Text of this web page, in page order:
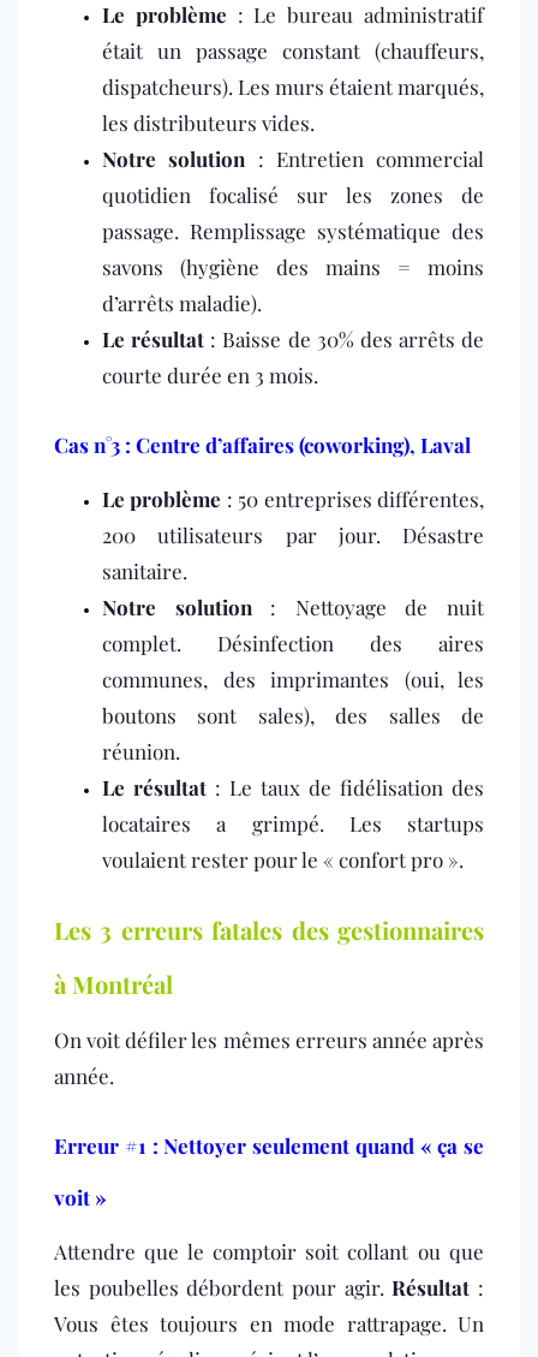
Le problème : Le bureau administratif
était un passage constant (chauffeurs,
dispatcheurs). Les murs étaient marqués,
les distributeurs vides.
Notre solution : Entretien commercial
quotidien focalisé sur les zones de
passage. Remplissage systématique des
savons (hygiène des mains = moins
d’arrêts maladie).
Le résultat : Baisse de 30% des arrêts de
courte durée en 3 mois.
Cas n°3 : Centre d’affaires (coworking), Laval
Le problème : 50 entreprises différentes,
200 utilisateurs par jour. Désastre
sanitaire.
Notre solution: Nettoyage de nuit
complet. Désinfection des aires
communes, des imprimantes (oui, les
boutons sont sales), des salles de
réunion.
Le résultat : Le taux de fidélisation des
locataires a grimpé. Les startups
voulaient rester pour le « confort pro ».
Les 3 erreurs fatales des gestionnaires
à Montréal
On voit défiler les mêmes erreurs année après
année.
Erreur #1 : Nettoyer seulement quand « ça se
voit »
Attendre que le comptoir soit collant ou que
les poubelles débordent pour agir.Résultat :
Vous êtes toujours en mode rattrapage. Un